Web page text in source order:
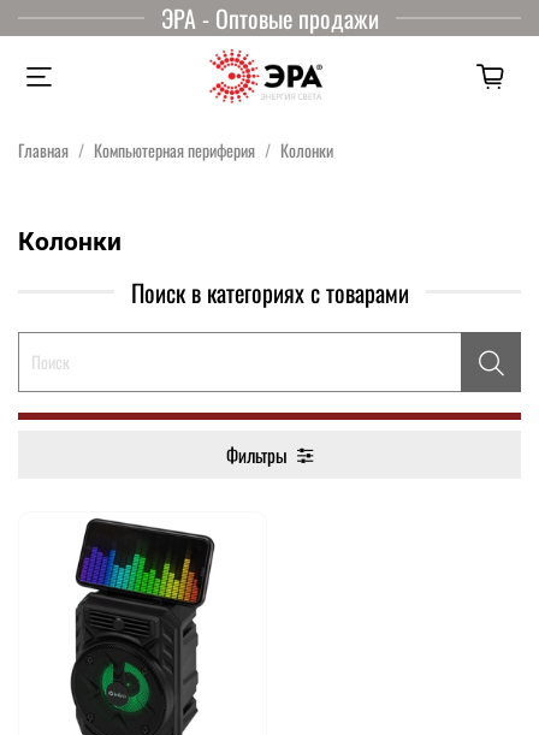
ЭРА - Оптовые продажи
Главная Компьютерная периферия Колонки
Колонки
Поиск в категориях с товарами
Фильтры